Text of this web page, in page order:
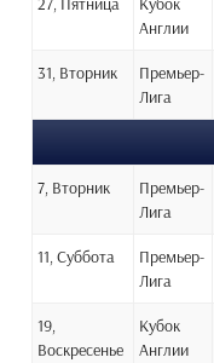
Англии
31, Вторник
Премьер-
Лига
7, Вторник
Премьер-
Лига
11, Суббота
Премьер-
Лига
19,
Воскресенье
Кубок
Англии